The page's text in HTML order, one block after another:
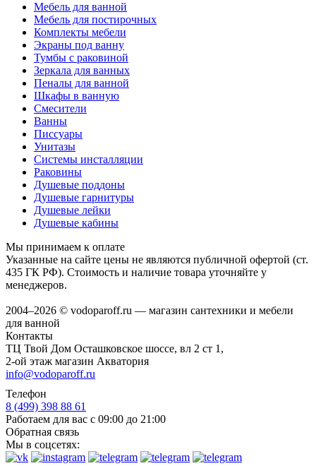
Мебель для ванной
Мебель для постирочных
Комплекты мебели
Экраны под ванну
Тумбы с раковиной
Зеркала для ванных
Пеналы для ванной
Шкафы в ванную
Смесители
Ванны
Писсуары
Унитазы
Системы инсталляции
Раковины
Душевые поддоны
Душевые гарнитуры
Душевые лейки
Душевые кабины
Мы принимаем к оплате
Указанные на сайте цены не являются публичной офертой (ст.
435 ГК РФ). Стоимость и наличие товара уточняйте у
менеджеров.
2004–2026 © vodoparoff.ru — магазин сантехники и мебели
для ванной
Контакты
ТЦ Твой Дом Осташковское шоссе, вл 2 ст 1,
2-ой этаж магазин Акватория
info@vodoparoff.ru
Телефон
8 (499) 398 88 61
Работаем для вас с 09:00 до 21:00
Обратная связь
Мы в соцсетях: